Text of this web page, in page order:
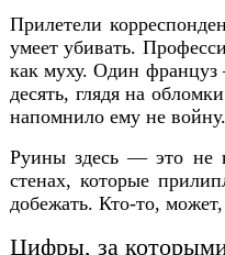
Прилетели
умеет убивать.
как муху. Один
десять, глядя на
напомнило ему не
Руины здесь — это не
стенах, которые
добежать. Кто-то,
Цифры, за